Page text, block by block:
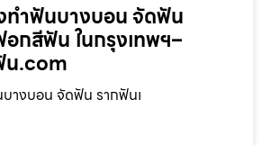
ทำฟันบางบอน จัดฟัน
กสีฟัน ในกรุงเทพฯ–
.com
างบอน จัดฟัน รากฟันเ